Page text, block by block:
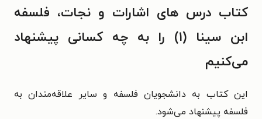
کتاب درس های اشارات و نجات، فلسفه
ابن سینا (۱) را به چه کسانی پیشنهاد
می‌کنیم
این کتاب به دانشجویان فلسفه و سایر علاقه‌مندان به
فلسفه پیشنهاد می‌شود.